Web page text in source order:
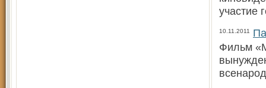
участие
10.11.2011
Фильм